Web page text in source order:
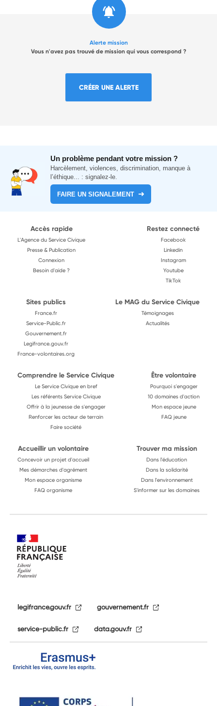
Alerte mission
Vous n'avez pas trouvé de mission qui vous correspond ?
CRÉER UNE ALERTE
Un problème pendant votre mission ?
Harcèlement, violences, discrimination, manque à
l’éthique... : signalez-le.
FAIRE UN SIGNALEMENT
Accès rapide
L'Agence du Service Civique
Presse & Publication
Connexion
Besoin d'aide ?
Restez connecté
Facebook
Linkedin
Instagram
Youtube
TikTok
Sites publics
France.fr
Service-Public.fr
Gouvernement.fr
Legifrance.gouv.fr
France-volontaires.org
Le MAG du Service Civique
Témoignages
Actualités
Comprendre le Service Civique
Le Service Civique en bref
Les référents Service Civique
Offrir à la jeunesse de s'engager
Renforcer les acteur de terrain
Faire société
Être volontaire
Pourquoi s'engager
10 domaines d'action
Mon espace jeune
FAQ jeune
Accueillir un volontaire
Concevoir un projet d'accueil
Mes démarches d'agrément
Mon espace organisme
FAQ organisme
Trouver ma mission
Dans l'éducation
Dans la solidarité
Dans l'environnement
S'informer sur les domaines
legifrance.gouv.fr gouvernement.fr
service-public.fr data.gouv.fr